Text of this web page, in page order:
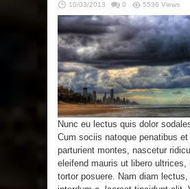
10/03/2013 0 5536 Views
Nunc eu lectus quis dolor
Cum sociis natoque penatibus
parturient montes, nascetur
eleifend mauris ut libero ultrices,
tortor posuere. Nam diam